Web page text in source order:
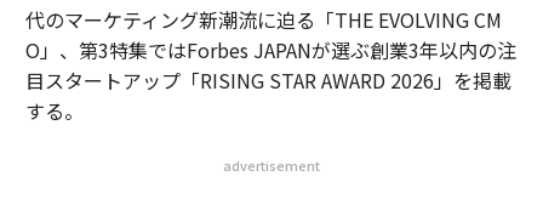
代のマーケティング新潮流に迫る「THE EVOLVING CM
O」、第3特集ではForbes JAPANが選ぶ創業3年以内の注
目スタートアップ「RISING STAR AWARD 2026」を掲載
する。
advertisement